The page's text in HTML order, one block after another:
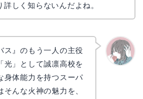
詳しく知らないんだよね。
ス』のもう一人の主役
光」として誠凛高校を
身体能力を持つスーパ
んな火神の魅力を、